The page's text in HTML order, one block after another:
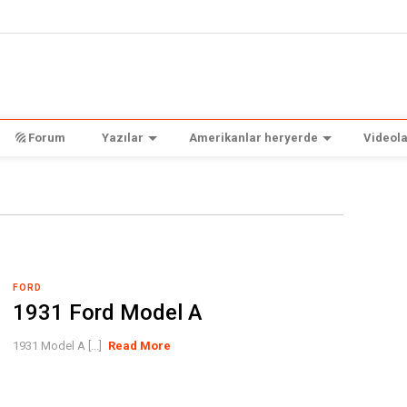
Forum Yazılar Amerikanlar heryerde
FORD
1931 Ford Model A
1931 Model A [...] Read More